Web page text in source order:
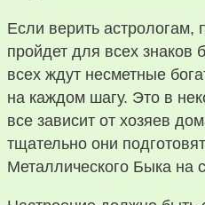
Если верить астрологам,
пройдет для всех знаков
всех ждут несметные
на каждом шагу. Это в
все зависит от хозяев
тщательно они
Металлического Быка на